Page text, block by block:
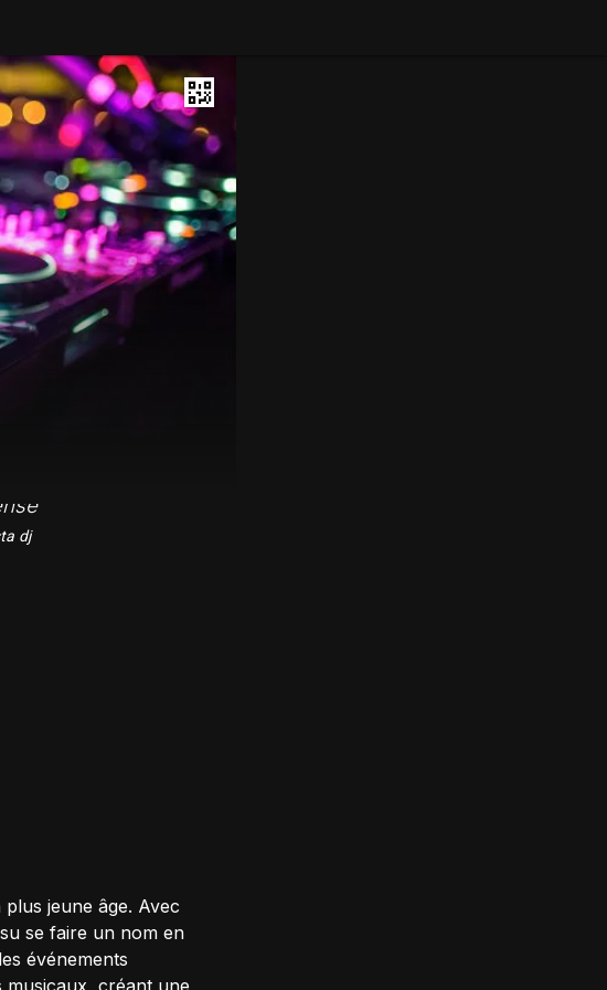
dj
jeune âge. Avec
se faire un nom en
événements